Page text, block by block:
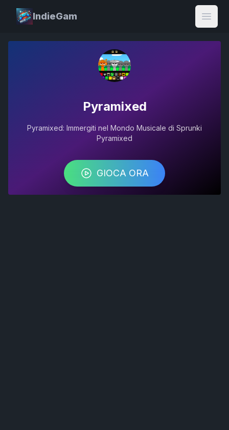
IndieGam
Open
Pyramixed
Pyramixed: Immergiti nel Mondo Musicale di Sprunki
Pyramixed
GIOCA ORA